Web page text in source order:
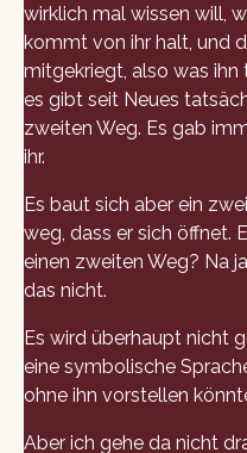
wirklich mal wissen will,
kommt von ihr halt, und
mitgekriegt, also was ihn
es gibt seit Neues
zweiten Weg. Es gab
ihr.
Es baut sich aber ein
weg, dass er sich öffnet.
einen zweiten Weg? Na
das nicht.
Es wird überhaupt nicht
eine symbolische
ohne ihn vorstellen
Aber ich gehe da nicht